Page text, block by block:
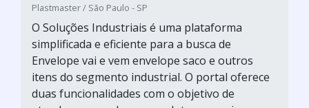
Plastmaster / São Paulo - SP
O Soluções Industriais é uma plataforma
simplificada e eficiente para a busca de
Envelope vai e vem envelope saco e outros
itens do segmento industrial. O portal oferece
duas funcionalidades com o objetivo de